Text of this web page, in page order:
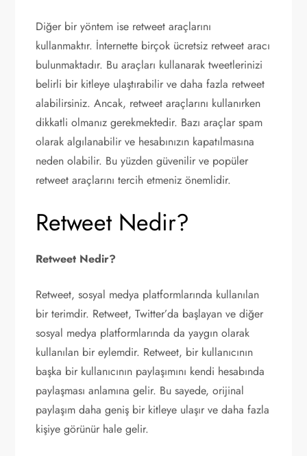
Diğer bir yöntem ise retweet araçlarını
kullanmaktır. İnternette birçok ücretsiz retweet aracı
bulunmaktadır. Bu araçları kullanarak tweetlerinizi
belirli bir kitleye ulaştırabilir ve daha fazla retweet
alabilirsiniz. Ancak, retweet araçlarını kullanırken
dikkatli olmanız gerekmektedir. Bazı araçlar spam
olarak algılanabilir ve hesabınızın kapatılmasına
neden olabilir. Bu yüzden güvenilir ve popüler
retweet araçlarını tercih etmeniz önemlidir.
Retweet Nedir?
Retweet Nedir?
Retweet, sosyal medya platformlarında kullanılan
bir terimdir. Retweet, Twitter’da başlayan ve diğer
sosyal medya platformlarında da yaygın olarak
kullanılan bir eylemdir. Retweet, bir kullanıcının
başka bir kullanıcının paylaşımını kendi hesabında
paylaşması anlamına gelir. Bu sayede, orijinal
paylaşım daha geniş bir kitleye ulaşır ve daha fazla
kişiye görünür hale gelir.